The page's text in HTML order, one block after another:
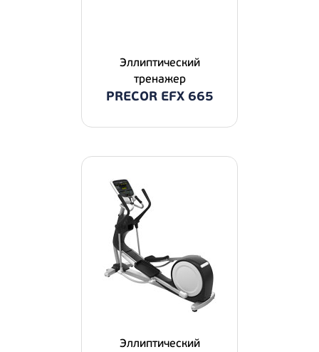
Эллиптичecкий
тpeнaжep
PRECOR EFX 665
Эллиптический